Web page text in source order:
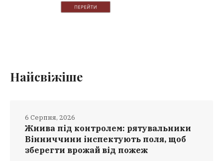
Найсвіжіше
Жнива під контролем: рятувальники
Вінниччини інспектують поля, щоб
зберегти врожай від пожеж
6 Серпня, 2026